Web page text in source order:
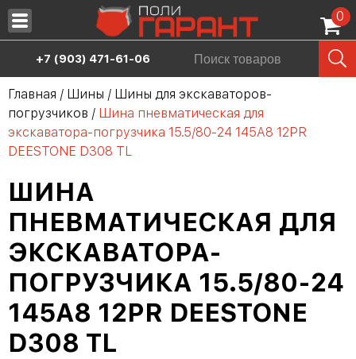
0
Запчасти
Шины
Сервис
Аренда спецтехники
Продажа спецтехники
О нас
Дилерам
Контакты
+7 (903) 471-61-06
Главная / Шины / Шины для экскаваторов-
погрузчиков / Шина пневматическая для
экскаватора-погрузчика 15.5/80-24 145A8 12PR
DEESTONE D308 TL
ШИНА
ПНЕВМАТИЧЕСКАЯ ДЛЯ
ЭКСКАВАТОРА-
ПОГРУЗЧИКА 15.5/80-24
145A8 12PR DEESTONE
D308 TL